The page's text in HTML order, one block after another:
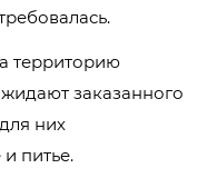
территорию
заказанного
них
питье.